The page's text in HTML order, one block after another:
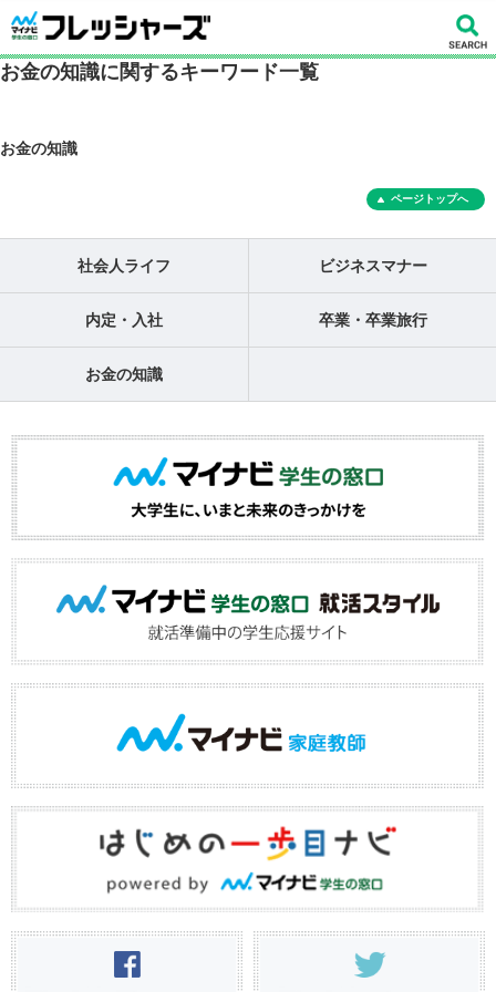
お金の知識に関するキーワード一覧
お金の知識
ページトップへ
社会人ライフ ビジネスマナー
内定・入社 卒業・卒業旅行
お金の知識